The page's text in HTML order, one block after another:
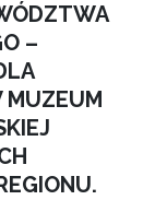
–
MUZEUM